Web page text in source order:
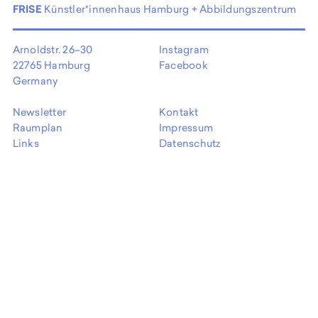
EN
FRISE Künstler*innenhaus Hamburg + Abbildungszentrum
Arnoldstr. 26–30
22765 Hamburg
Germany
Instagram
Facebook
Newsletter
Raumplan
Links
Kontakt
Impressum
Datenschutz